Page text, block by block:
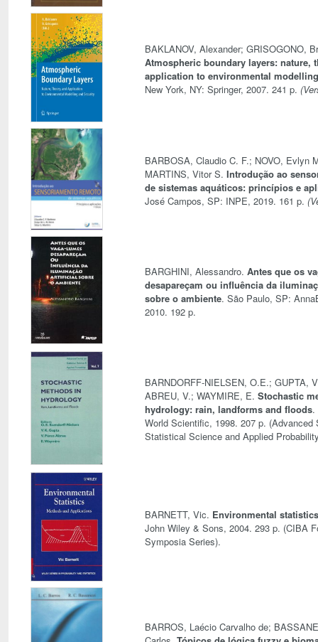
BAKLANOV, Alexander; GRISOGONO,
Atmospheric boundary layers: nature,
application to environmental
New York, NY: Springer, 2007. 241 p.
BARBOSA, Claudio C. F.; NOVO, Evlyn
MARTINS, Vitor S. Introdução ao
de sistemas aquáticos: princípios e
José Campos, SP: INPE, 2019. 161 p.
BARGHINI, Alessandro. Antes que os
desapareçam ou influência da
sobre o ambiente. São Paulo, SP:
2010. 192 p.
BARNDORFF-NIELSEN, O.E.; GUPTA,
ABREU, V.; WAYMIRE, E. Stochastic
hydrology: rain, landforms and floods.
World Scientific, 1998. 207 p. (Advanced
Statistical Science and Applied
BARNETT, Vic. Environmental statistics
John Wiley & Sons, 2004. 293 p. (CIBA
Symposia Series).
BARROS, Laécio Carvalho de;